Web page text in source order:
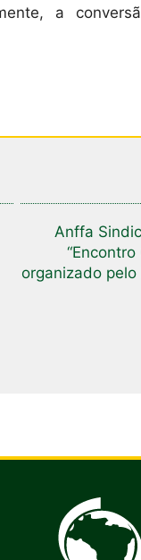
a
Anffa
organizado